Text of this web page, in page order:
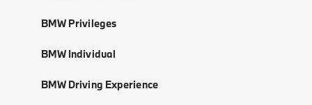
BMW Privileges
BMW Individual
BMW Driving Experience